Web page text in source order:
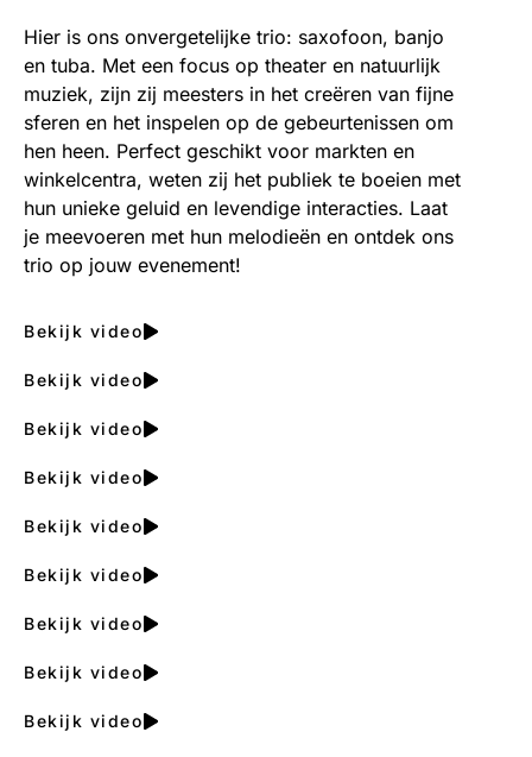
Hier is ons onvergetelijke trio: saxofoon, banjo
en tuba. Met een focus op theater en natuurlijk
muziek, zijn zij meesters in het creëren van fijne
sferen en het inspelen op de gebeurtenissen om
hen heen. Perfect geschikt voor markten en
winkelcentra, weten zij het publiek te boeien met
hun unieke geluid en levendige interacties. Laat
je meevoeren met hun melodieën en ontdek ons
trio op jouw evenement!
Bekijk video
Bekijk video
Bekijk video
Bekijk video
Bekijk video
Bekijk video
Bekijk video
Bekijk video
Bekijk video